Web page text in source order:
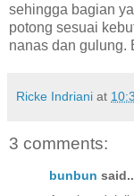
sehingga bagian
potong sesuai
nanas dan gulung.
Ricke Indriani at
3 comments:
bunbun